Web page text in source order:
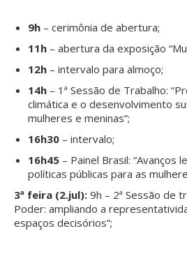
9h – cerimônia de abertura;
11h – abertura da exposição
12h – intervalo para almoço;
14h – 1ª Sessão de Trabalho:
climática e o desenvolvimento
mulheres e meninas”;
16h30 – intervalo;
16h45 – Painel Brasil: “Avanços
políticas públicas para as
3ª feira (2.jul): 9h – 2ª Sessão de
Poder: ampliando a
espaços decisórios”;